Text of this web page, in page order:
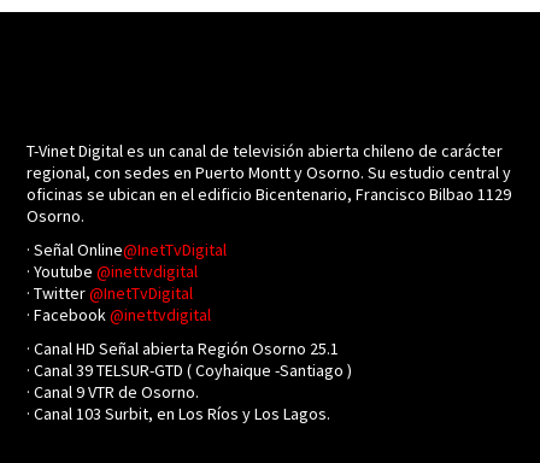
T-Vinet Digital es un canal de televisión abierta chileno de carácter
regional, con sedes en Puerto Montt y Osorno. Su estudio central y
oficinas se ubican en el edificio Bicentenario, Francisco Bilbao 1129
Osorno.
· Señal Online@InetTvDigital
· Youtube@inettvdigital
· Twitter@InetTvDigital
· Facebook@inettvdigital
· Canal HD Señal abierta Región Osorno 25.1
· Canal 39 TELSUR-GTD ( Coyhaique -Santiago )
· Canal 9 VTR de Osorno.
· Canal 103 Surbit, en Los Ríos y Los Lagos.